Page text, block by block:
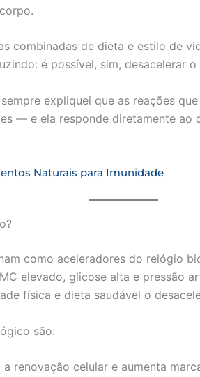
combinadas de dieta e estilo de
é possível, sim, desacelerar
sempre expliquei que as reações
— e ela responde diretamente
Naturais para Imunidade
como aceleradores do relógio
elevado, glicose alta e pressão
física e dieta saudável o
são:
renovação celular e aumenta